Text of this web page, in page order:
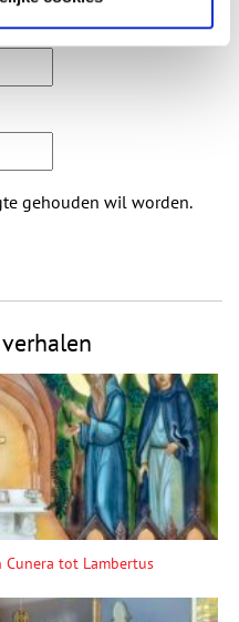
gehouden wil worden.
Cunera tot Lambertus